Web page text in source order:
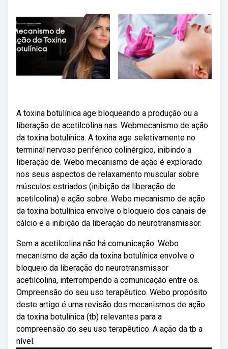
A toxina botulínica age bloqueando a produção ou a
liberação de acetilcolina nas. Webmecanismo de ação
da toxina botulínica. A toxina age seletivamente no
terminal nervoso periférico colinérgico, inibindo a
liberação de. Webo mecanismo de ação é explorado
nos seus aspectos de relaxamento muscular sobre
músculos estriados (inibição da liberação de
acetilcolina) e ação sobre. Webo mecanismo de ação
da toxina botulínica envolve o bloqueio dos canais de
cálcio e a inibição da liberação do neurotransmissor.
Sem a acetilcolina não há comunicação. Webo
mecanismo de ação da toxina botulínica envolve o
bloqueio da liberação do neurotransmissor
acetilcolina, interrompendo a comunicação entre os.
Ompreensão do seu uso terapêutico. Webo propósito
deste artigo é uma revisão dos mecanismos de ação
da toxina botulínica (tb) relevantes para a
compreensão do seu uso terapêutico. A ação da tb a
nível.